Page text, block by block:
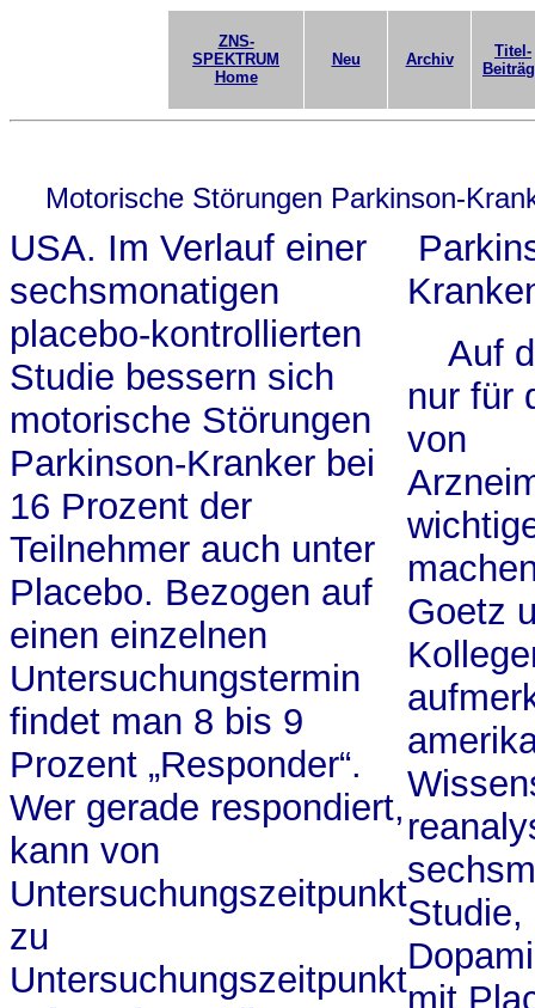
ZNS-
SPEKTRUM
Home
Neu Archiv
Titel-
Motorische Störungen Parkinson-
USA. Im Verlauf einer
sechsmonatigen
placebo-kontrollierten
Studie bessern sich
motorische Störungen
Parkinson-Kranker bei
16 Prozent der
Teilnehmer auch unter
Placebo. Bezogen auf
einen einzelnen
Untersuchungstermin
findet man 8 bis 9
Prozent „Responder“.
Wer gerade respondiert,
kann von
Untersuchungszeitpunkt
zu
Untersuchungszeitpunkt
Auf
nur für
von
Goetz
Studie,
mit